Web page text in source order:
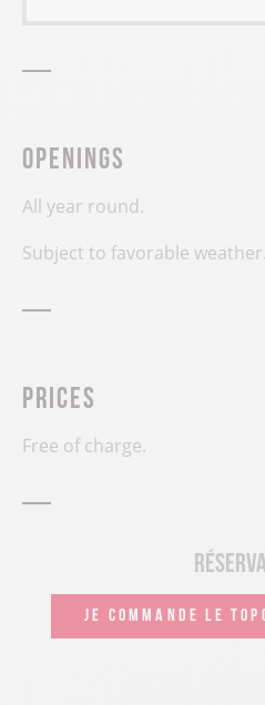
Openings
All year round.
Subject to favorable weather.
Prices
Free of charge.
JE COMMANDE LE